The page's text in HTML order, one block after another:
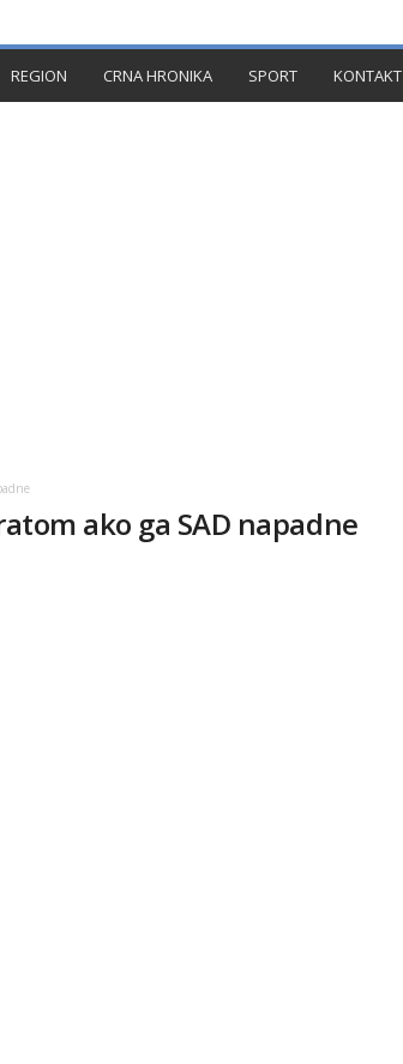
REGION CRNA HRONIKA SPORT KONTAKT
ako ga SAD napadne